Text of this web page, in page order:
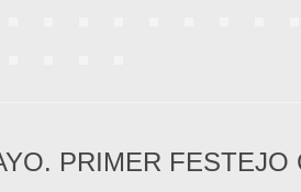
PRIMER